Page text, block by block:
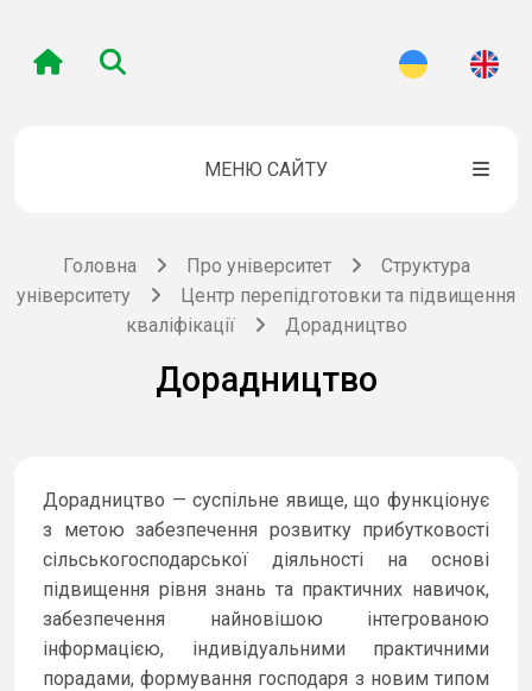
МЕНЮ САЙТУ
Головна Про університет
Структура
університету
Центр перепідготовки та підвищення
кваліфікації
Дорадництво
Дорадництво
Дорадництво — суспільне явище, що функціонує
з метою забезпечення розвитку прибутковості
сільськогосподарської діяльності на основі
підвищення рівня знань та практичних навичок,
забезпечення найновішою інтегрованою
інформацією, індивідуальними практичними
порадами, формування господаря з новим типом